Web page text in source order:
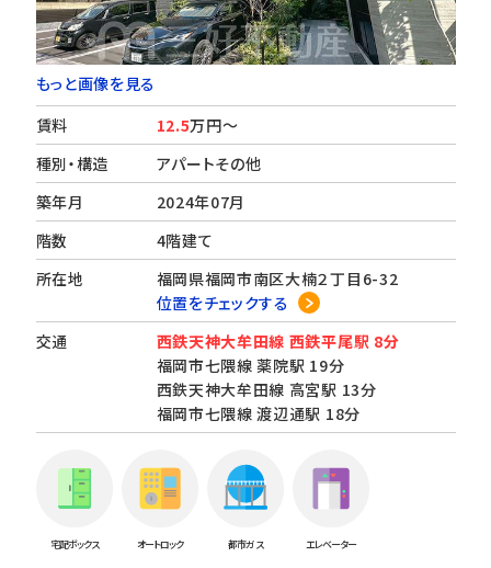
もっと画像を見る
賃料
12.5万円～
種別・構造
アパートその他
築年月
2024年07月
階数
4階建て
所在地
福岡県福岡市南区大楠２丁目6-32
位置をチェックする
交通
西鉄天神大牟田線 西鉄平尾駅 8分
福岡市七隈線 薬院駅 19分
西鉄天神大牟田線 高宮駅 13分
福岡市七隈線 渡辺通駅 18分
宅配ボックス オートロック 都市ガス エレベーター